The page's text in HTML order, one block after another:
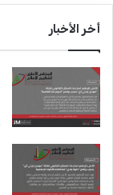
س
و
ك
أخر الأخبار